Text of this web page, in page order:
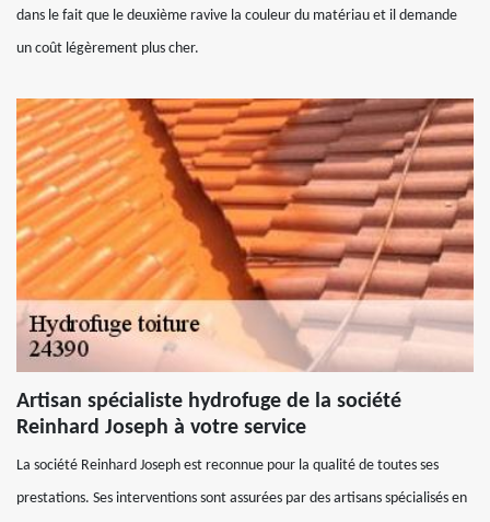
dans le fait que le deuxième ravive la couleur du matériau et il demande
un coût légèrement plus cher.
Artisan spécialiste hydrofuge de la société
Reinhard Joseph à votre service
La société Reinhard Joseph est reconnue pour la qualité de toutes ses
prestations. Ses interventions sont assurées par des artisans spécialisés en